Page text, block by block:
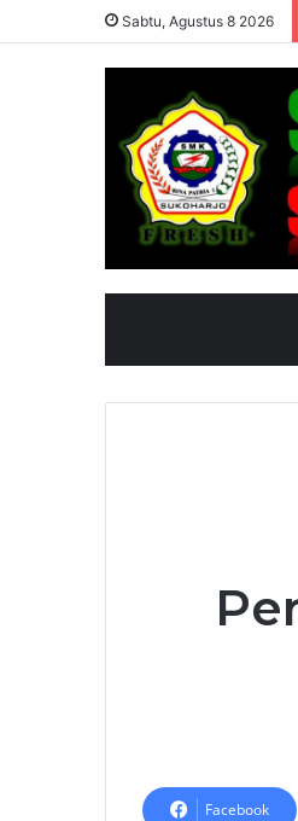
Sabtu, Agustus 8 2026
Facebook